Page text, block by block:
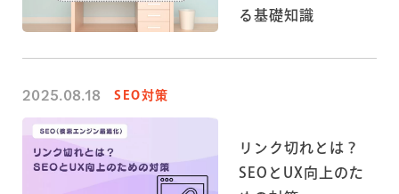
る基礎知識
2025.08.18 SEO対策
リンク切れとは？
SEOとUX向上のた